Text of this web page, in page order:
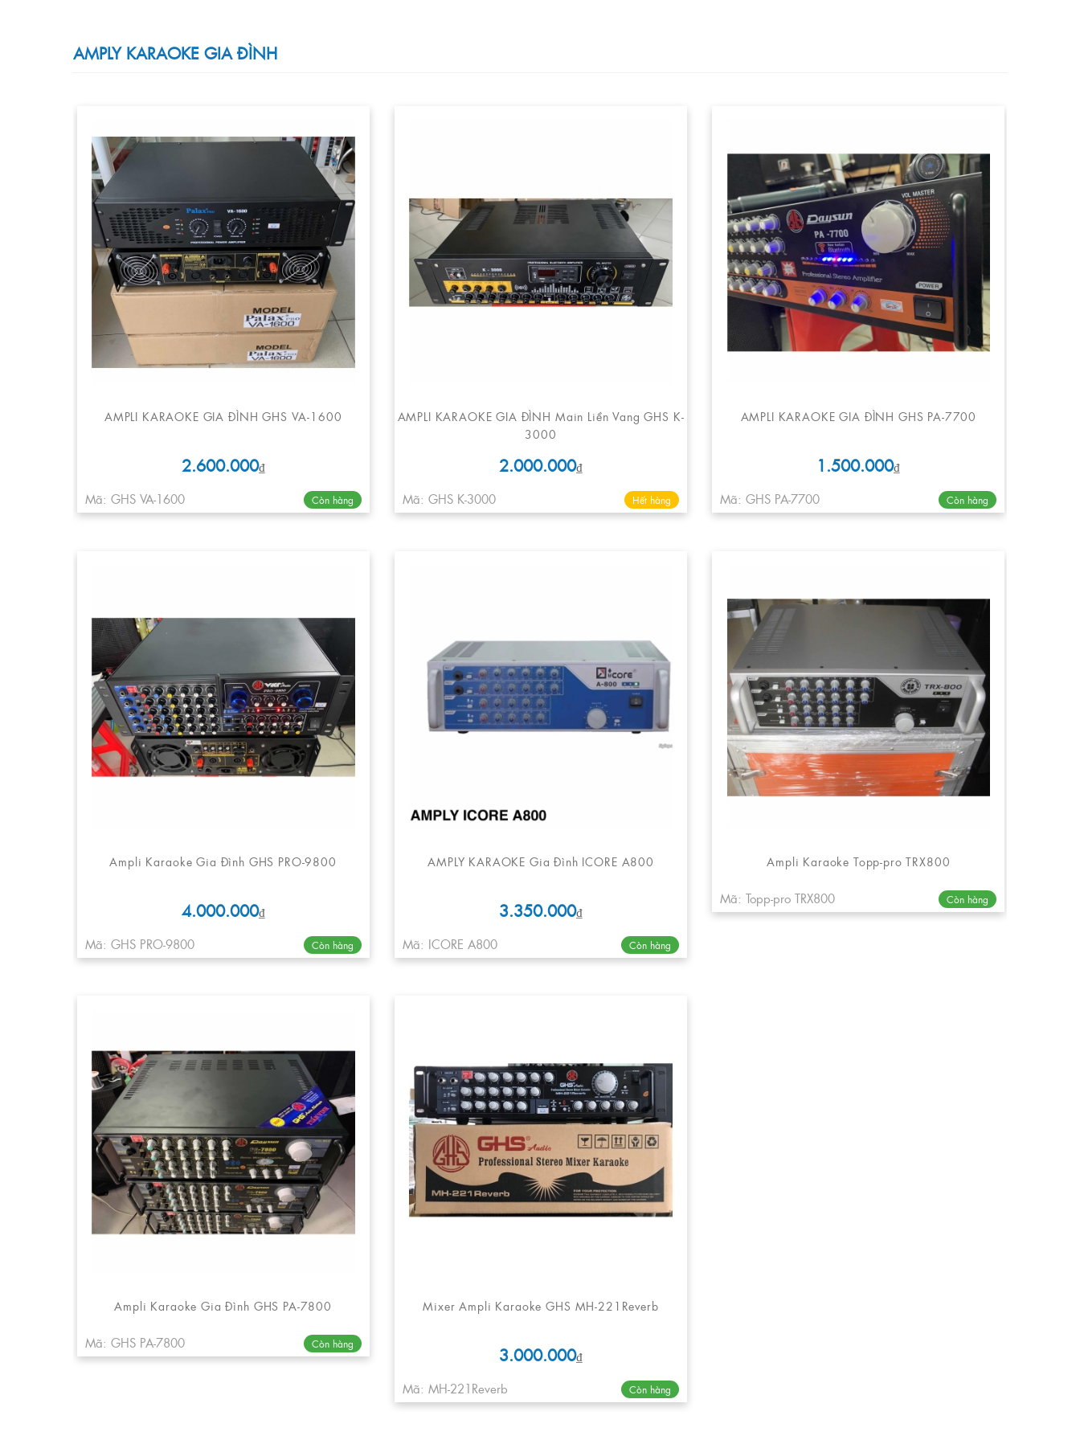
AMPLY KARAOKE GIA ĐÌNH
AMPLI KARAOKE GIA ĐÌNH GHS VA-1600
2.600.000₫
Mã: GHS VA-1600
Còn hàng
AMPLI KARAOKE GIA ĐÌNH Main Liền Vang GHS K-
3000
2.000.000₫
Mã: GHS K-3000
Hết hàng
AMPLI KARAOKE GIA ĐÌNH GHS PA-7700
1.500.000₫
Mã: GHS PA-7700
Còn hàng
Ampli Karaoke Gia Đình GHS PRO-9800
4.000.000₫
Mã: GHS PRO-9800
Còn hàng
AMPLY KARAOKE Gia Đình ICORE A800
3.350.000₫
Mã: ICORE A800
Còn hàng
Ampli Karaoke Topp-pro TRX800
Mã: Topp-pro TRX800 Còn hàng
Ampli Karaoke Gia Đình GHS PA-7800
Mã: GHS PA-7800 Còn hàng
Mixer Ampli Karaoke GHS MH-221Reverb
3.000.000₫
Mã: MH-221Reverb
Còn hàng